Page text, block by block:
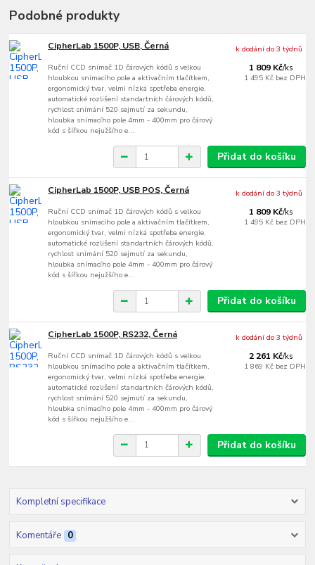
Podobné produkty
CipherLab 1500P, USB, Černá
Ruční CCD snímač 1D čárových kódů s velkou
hloubkou snímacího pole a aktivačním tlačítkem,
ergonomický tvar, velmi nízká spotřeba energie,
automatické rozlišení standartních čárových kódů,
rychlost snímání 520 sejmutí za sekundu,
hloubka snímacího pole 4mm - 400mm pro čárový
kód s šířkou nejužšího e...
1 809 Kč/ks
1 495 Kč bez DPH
k dodání do 3 týdnů
Přidat do košíku
CipherLab 1500P, USB POS, Černá
Ruční CCD snímač 1D čárových kódů s velkou
hloubkou snímacího pole a aktivačním tlačítkem,
ergonomický tvar, velmi nízká spotřeba energie,
automatické rozlišení standartních čárových kódů,
rychlost snímání 520 sejmutí za sekundu,
hloubka snímacího pole 4mm - 400mm pro čárový
kód s šířkou nejužšího e...
1 809 Kč/ks
1 495 Kč bez DPH
k dodání do 3 týdnů
Přidat do košíku
CipherLab 1500P, RS232, Černá
Ruční CCD snímač 1D čárových kódů s velkou
hloubkou snímacího pole a aktivačním tlačítkem,
ergonomický tvar, velmi nízká spotřeba energie,
automatické rozlišení standartních čárových kódů,
rychlost snímání 520 sejmutí za sekundu,
hloubka snímacího pole 4mm - 400mm pro čárový
kód s šířkou nejužšího e...
2 261 Kč/ks
1 869 Kč bez DPH
k dodání do 3 týdnů
Přidat do košíku
Kompletní specifikace
Komentáře 0